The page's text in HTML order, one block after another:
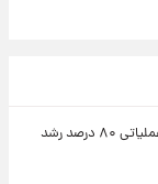
تغییر مثبت در عملکرد مالی بانک صادرات ایران/ درآمد عملیاتی ۸۰ درصد رشد